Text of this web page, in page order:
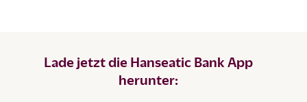
Lade jetzt die Hanseatic Bank App
herunter: